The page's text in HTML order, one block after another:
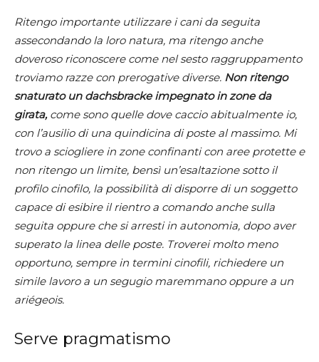
Ritengo importante utilizzare i cani da seguita
assecondando la loro natura, ma ritengo anche
doveroso riconoscere come nel sesto raggruppamento
troviamo razze con prerogative diverse. Non ritengo
snaturato un dachsbracke impegnato in zone da
girata,come sono quelle dove caccio abitualmente io,
con l’ausilio di una quindicina di poste al massimo. Mi
trovo a sciogliere in zone confinanti con aree protette e
non ritengo un limite, bensì un’esaltazione sotto il
profilo cinofilo, la possibilità di disporre di un soggetto
capace di esibire il rientro a comando anche sulla
seguita oppure che si arresti in autonomia, dopo aver
superato la linea delle poste. Troverei molto meno
opportuno, sempre in termini cinofili, richiedere un
simile lavoro a un segugio maremmano oppure a un
ariégeois.
Serve pragmatismo